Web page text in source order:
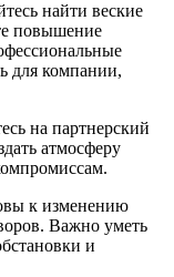
найти веские
повышение
для компании,
на партнерский
атмосферу
к изменению
Важно уметь
и